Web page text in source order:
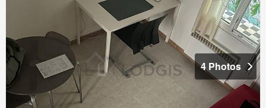
4 Photos